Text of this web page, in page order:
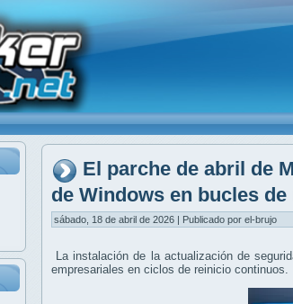
El parche de abril de
de Windows en bucles
sábado, 18 de abril de 2026 | Publicado por el-brujo
La instalación de la actualización de
empresariales en ciclos de reinicio continuos.